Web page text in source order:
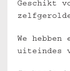
Geschikt
We
uiteindes